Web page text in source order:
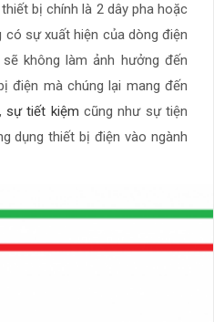
bị chính là 2 dây pha hoặc
sự xuất hiện của dòng điện
không làm ảnh hưởng đến
điện mà chúng lại mang đến
sự tiết kiệm cũng như sự tiện
dụng thiết bị điện vào ngành